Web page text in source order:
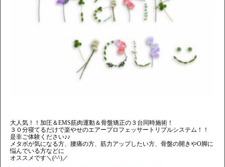
大人気！！加圧＆EMS筋肉運動＆骨盤矯正の３台同時施術！
３０分寝てるだけで楽やせのエアープロフェッサートリプルシステム！！
是非ご体験ください♪♪
メタボが気になる方、腰痛の方、筋力アップしたい方、骨盤の開きやO脚に
悩んでいる方などに
オススメです＼(^^)／